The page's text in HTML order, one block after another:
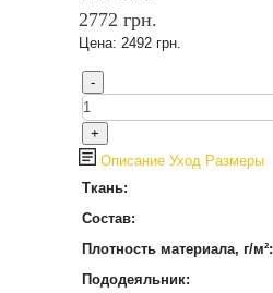
2772 грн.
Цена: 2492 грн.
Описание Уход Размеры
Ткань:
Состав:
Плотность материала, г/м²:
Пододеяльник: